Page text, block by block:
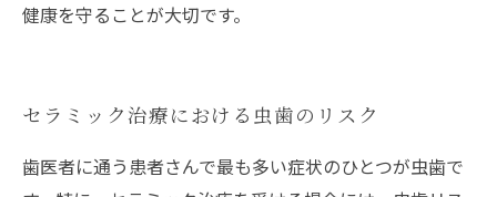
健康を守ることが大切です。
セラミック治療における虫歯のリスク
歯医者に通う患者さんで最も多い症状のひとつが虫歯で